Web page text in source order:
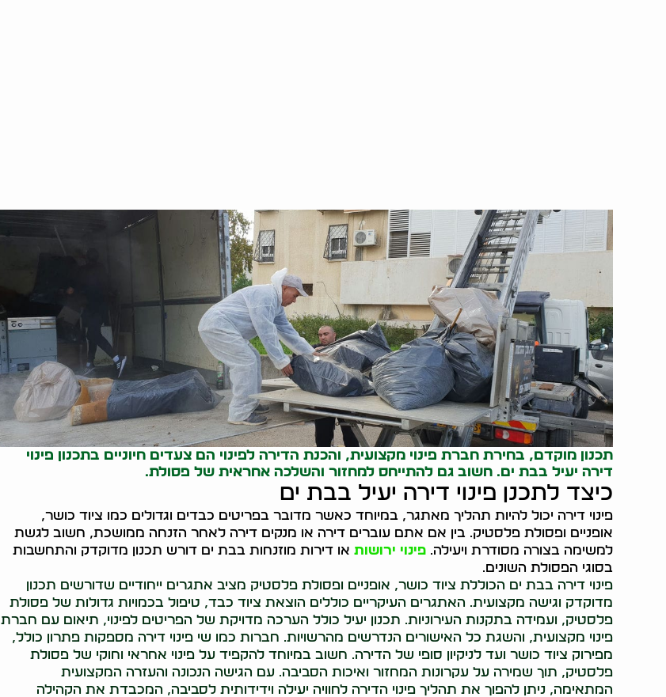
תכנון מוקדם, בחירת חברת פינוי מקצועית, והכנת הדירה לפינוי הם צעדים חיוניים בתכנון פינוי
דירה יעיל בבת ים. חשוב גם להתייחס למחזור והשלכה אחראית של פסולת.
כיצד לתכנן פינוי דירה יעיל בבת ים
פינוי דירה יכול להיות תהליך מאתגר, במיוחד כאשר מדובר בפריטים כבדים וגדולים כמו ציוד כושר,
אופניים ופסולת פלסטיק. בין אם אתם עוברים דירה או מנקים דירה לאחר הזנחה ממושכת, חשוב לגשת
למשימה בצורה מסודרת ויעילה.פינוי ירושות או דירות מוזנחות בבת ים דורש תכנון מדוקדק והתחשבות
בסוגי הפסולת השונים.
פינוי דירה בבת ים הכוללת ציוד כושר, אופניים ופסולת פלסטיק מציב אתגרים ייחודיים שדורשים תכנון
מדוקדק וגישה מקצועית. האתגרים העיקריים כוללים הוצאת ציוד כבד, טיפול בכמויות גדולות של פסולת
פלסטיק, ועמידה בתקנות העירוניות. תכנון יעיל כולל הערכה מדויקת של הפריטים לפינוי, תיאום עם חברת
פינוי מקצועית, והשגת כל האישורים הנדרשים מהרשויות. חברות כמו שי פינוי דירה מספקות פתרון כולל,
מפירוק ציוד כושר ועד לניקיון סופי של הדירה. חשוב במיוחד להקפיד על פינוי אחראי וחוקי של פסולת
פלסטיק, תוך שמירה על עקרונות המחזור ואיכות הסביבה. עם הגישה הנכונה והעזרה המקצועית
המתאימה, ניתן להפוך את תהליך פינוי הדירה לחוויה יעילה וידידותית לסביבה, המכבדת את הקהילה